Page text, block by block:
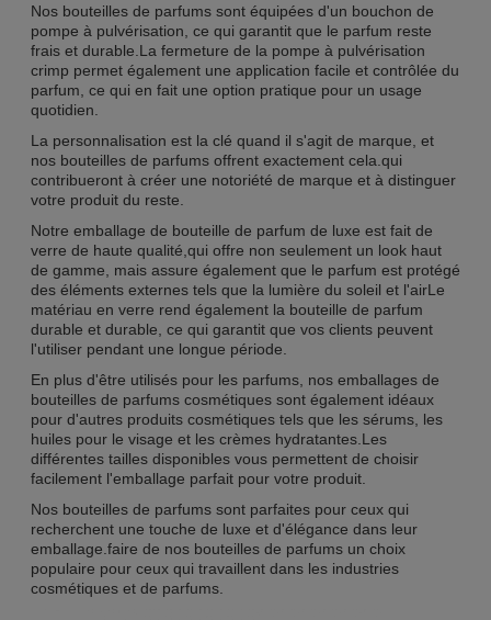
Nos bouteilles de parfums sont équipées d'un bouchon de
pompe à pulvérisation, ce qui garantit que le parfum reste
frais et durable.La fermeture de la pompe à pulvérisation
crimp permet également une application facile et contrôlée du
parfum, ce qui en fait une option pratique pour un usage
quotidien.
La personnalisation est la clé quand il s'agit de marque, et
nos bouteilles de parfums offrent exactement cela.qui
contribueront à créer une notoriété de marque et à distinguer
votre produit du reste.
Notre emballage de bouteille de parfum de luxe est fait de
verre de haute qualité,qui offre non seulement un look haut
de gamme, mais assure également que le parfum est protégé
des éléments externes tels que la lumière du soleil et l'airLe
matériau en verre rend également la bouteille de parfum
durable et durable, ce qui garantit que vos clients peuvent
l'utiliser pendant une longue période.
En plus d'être utilisés pour les parfums, nos emballages de
bouteilles de parfums cosmétiques sont également idéaux
pour d'autres produits cosmétiques tels que les sérums, les
huiles pour le visage et les crèmes hydratantes.Les
différentes tailles disponibles vous permettent de choisir
facilement l'emballage parfait pour votre produit.
Nos bouteilles de parfums sont parfaites pour ceux qui
recherchent une touche de luxe et d'élégance dans leur
emballage.faire de nos bouteilles de parfums un choix
populaire pour ceux qui travaillent dans les industries
cosmétiques et de parfums.